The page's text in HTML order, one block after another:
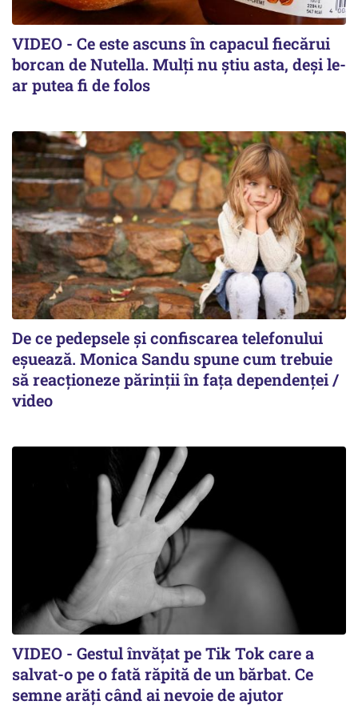
VIDEO - Ce este ascuns în capacul fiecărui
borcan de Nutella. Mulți nu știu asta, deși le-
ar putea fi de folos
De ce pedepsele și confiscarea telefonului
eșuează. Monica Sandu spune cum trebuie
să reacționeze părinții în fața dependenței /
video
VIDEO - Gestul învățat pe Tik Tok care a
salvat-o pe o fată răpită de un bărbat. Ce
semne arăți când ai nevoie de ajutor